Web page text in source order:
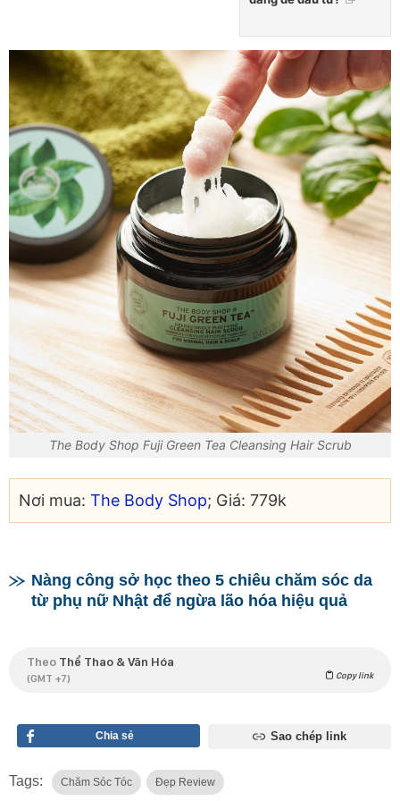
The Body Shop Fuji Green Tea Cleansing Hair Scrub
Nơi mua: The Body Shop; Giá: 779k
Nàng công sở học theo 5 chiêu chăm sóc da
từ phụ nữ Nhật để ngừa lão hóa hiệu quả
Theo Thể Thao & Văn Hóa
(GMT +7) Copy link
Chia sẻ Sao chép link
Tags: Chăm Sóc Tóc Đẹp Review